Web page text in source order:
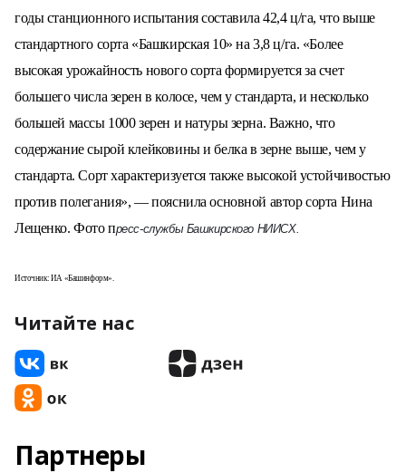
годы станционного испытания составила 42,4 ц/га, что выше
стандартного сорта «Башкирская 10» на 3,8 ц/га. «Более
высокая урожайность нового сорта формируется за счет
большего числа зерен в колосе, чем у стандарта, и несколько
большей массы 1000 зерен и натуры зерна. Важно, что
содержание сырой клейковины и белка в зерне выше, чем у
стандарта. Сорт характеризуется также высокой устойчивостью
против полегания», — пояснила основной автор сорта Нина
Лещенко. Фото пресс-службы Башкирского НИИСХ.
Источник: ИА «Башинформ».
Читайте нас
Партнеры